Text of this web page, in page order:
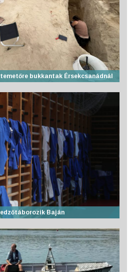
bukkantak Érsekcsanádnál
Baján